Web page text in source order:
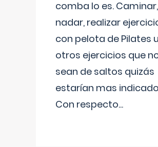
comba lo es. Caminar,
nadar, realizar
con pelota de Pilates u
otros ejercicios que
sean de saltos quizás
estarían mas
Con respecto...